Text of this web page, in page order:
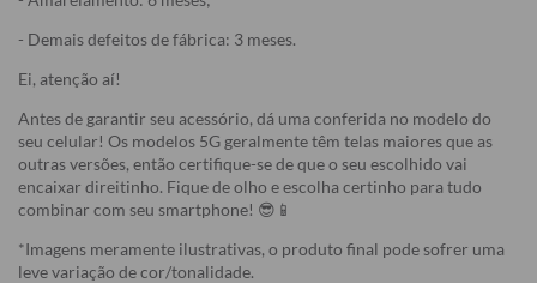
- Demais defeitos de fábrica: 3 meses.
Ei, atenção aí!
Antes de garantir seu acessório, dá uma conferida no modelo do
seu celular! Os modelos 5G geralmente têm telas maiores que as
outras versões, então certifique-se de que o seu escolhido vai
encaixar direitinho. Fique de olho e escolha certinho para tudo
combinar com seu smartphone! 😎📱
*Imagens meramente ilustrativas, o produto final pode sofrer uma
leve variação de cor/tonalidade.